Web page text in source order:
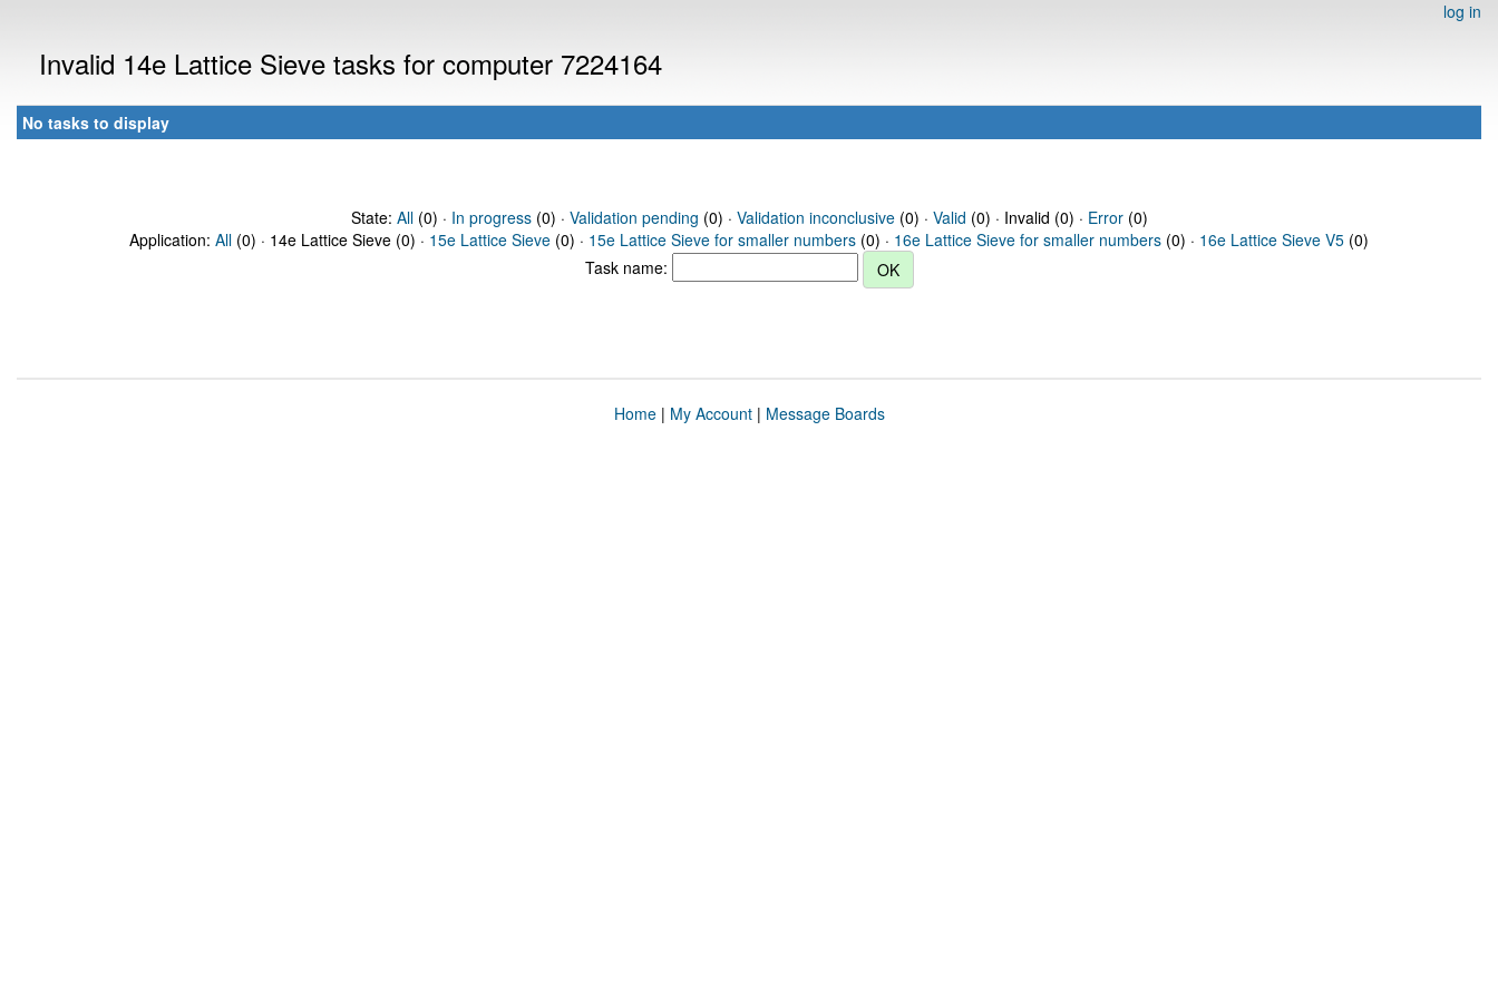
log in
Invalid 14e Lattice Sieve tasks for computer 7224164
No tasks to display
State: All(0) · In progress(0) · Validation pending (0) · Validation inconclusive(0) · Valid (0) · Invalid (0) · Error(0)
Application: All (0) · 14e Lattice Sieve (0) · 15e Lattice Sieve (0) · 15e Lattice Sieve for smaller numbers (0) · 16e Lattice Sieve for smaller numbers (0) · 16e Lattice Sieve V5 (0)
Task name:
Home| My Account| Message Boards